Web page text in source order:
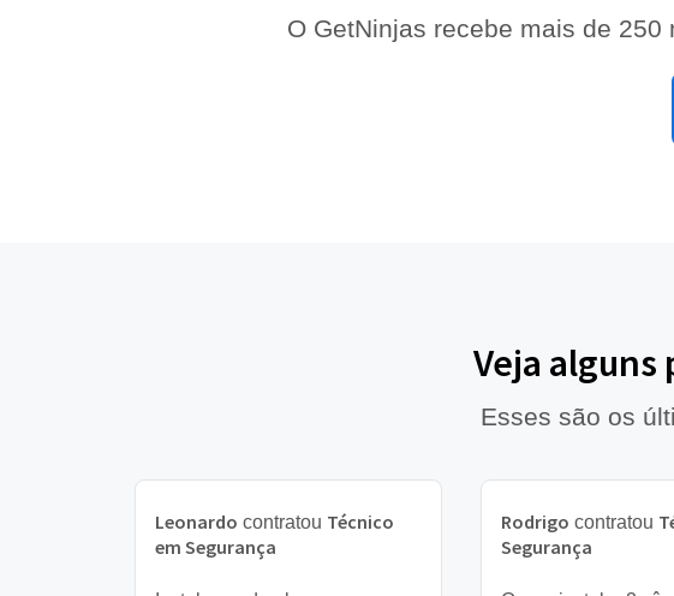
O GetNinjas recebe mais de
Veja
Esses são os
Leonardo contratou Técnico
em Segurança
Rodrigo contratou
Segurança